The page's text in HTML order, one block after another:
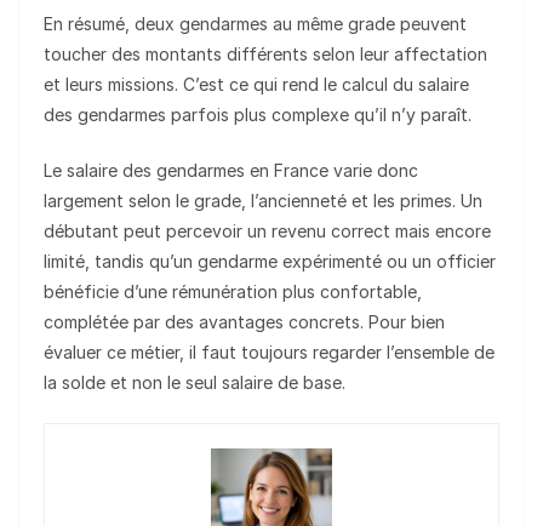
En résumé, deux gendarmes au même grade peuvent
toucher des montants différents selon leur affectation
et leurs missions. C’est ce qui rend le calcul du salaire
des gendarmes parfois plus complexe qu’il n’y paraît.
Le salaire des gendarmes en France varie donc
largement selon le grade, l’ancienneté et les primes. Un
débutant peut percevoir un revenu correct mais encore
limité, tandis qu’un gendarme expérimenté ou un officier
bénéficie d’une rémunération plus confortable,
complétée par des avantages concrets. Pour bien
évaluer ce métier, il faut toujours regarder l’ensemble de
la solde et non le seul salaire de base.